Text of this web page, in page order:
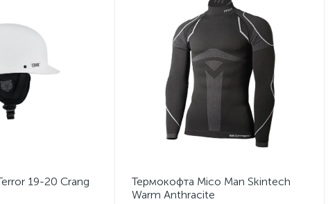
19-20 Crang
Термокофта Mico Man Skintech
Warm Anthracite